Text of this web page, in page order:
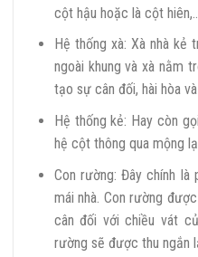
cột hậu hoặc là cột
Hệ thống xà: Xà nhà kẻ
ngoài khung và xà nằm
tạo sự cân đối, hài hòa
Hệ thống kẻ: Hay còn
hệ cột thông qua mộng
Con rường: Đây chính là
mái nhà. Con rường
cân đối với chiều vát
rường sẽ được thu ngắn